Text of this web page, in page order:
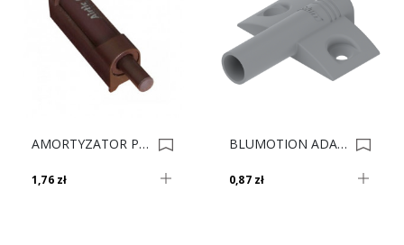
AMORTYZATOR P-M BRĄZ RAL 8017 0003403
1,76 zł
BLUMOTION ADAPTER 970.1501 R736 0001038
0,87 zł